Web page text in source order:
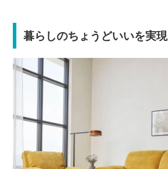
暮らしのちょうどいいを実現